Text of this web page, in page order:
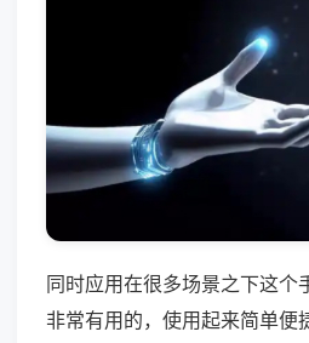
同时应用在很多场景之下这个
非常有用的，使用起来简单便